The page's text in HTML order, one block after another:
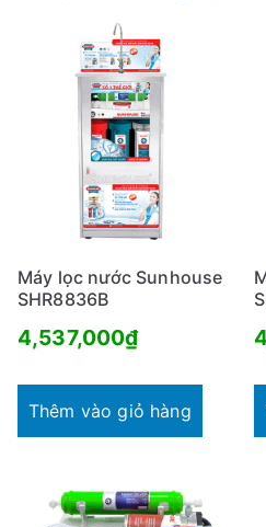
Máy lọc nước Sunhouse
SHR8836B
4,537,000₫
Thêm vào giỏ hàng